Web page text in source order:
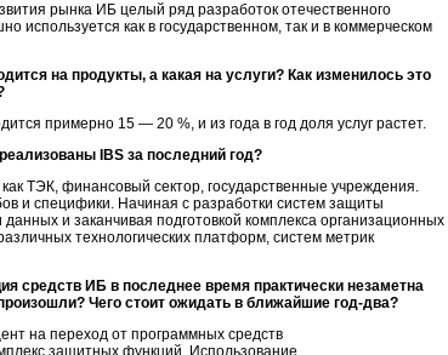
рынка ИБ целый ряд разработок отечественного
используется как в государственном, так и в коммерческом
на продукты, а какая на услуги? Как изменилось это
примерно 15 — 20 %, и из года в год доля услуг растет.
IBS за последний год?
ТЭК, финансовый сектор, государственные учреждения.
и специфики. Начиная с разработки систем защиты
и заканчивая подготовкой комплекса организационных
технологических платформ, систем метрик
средств ИБ в последнее время практически незаметна
Чего стоит ожидать в ближайшие год-два?
на переход от программных средств
защитных функций. Использование